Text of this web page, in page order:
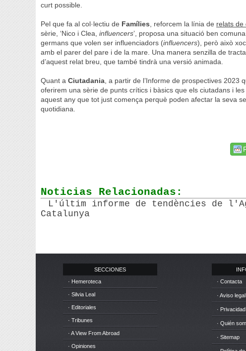
curt possible.
Pel que fa al col·lectiu de Famílies , reforcem la línia de relats de
sèrie, ‘Nico i Clea,influencers’, proposa una situació ben
germans que volen ser influenciadors (influencers), però això
amb el parer del pare i de la mare. Una manera senzilla de
d’aquest relat breu, que també tindrà una versió animada.
Quant aCiutadania , a partir de l’Informe de prospectives 2023
oferirem una sèrie de punts crítics i bàsics que els ciutadans i
aquest any que tot just comença perquè poden afectar la seva
quotidiana.
Noticias Relacionadas:
L'últim informe de tendències de
Catalunya
SECCIONES
· Hemeroteca
· Silvia Leal
· Editoriales
· Tribunes
· A View From Abroad
· Opiniones
· Contacta
· Aviso legal
· Privacidad
· Quién
· Sitemap